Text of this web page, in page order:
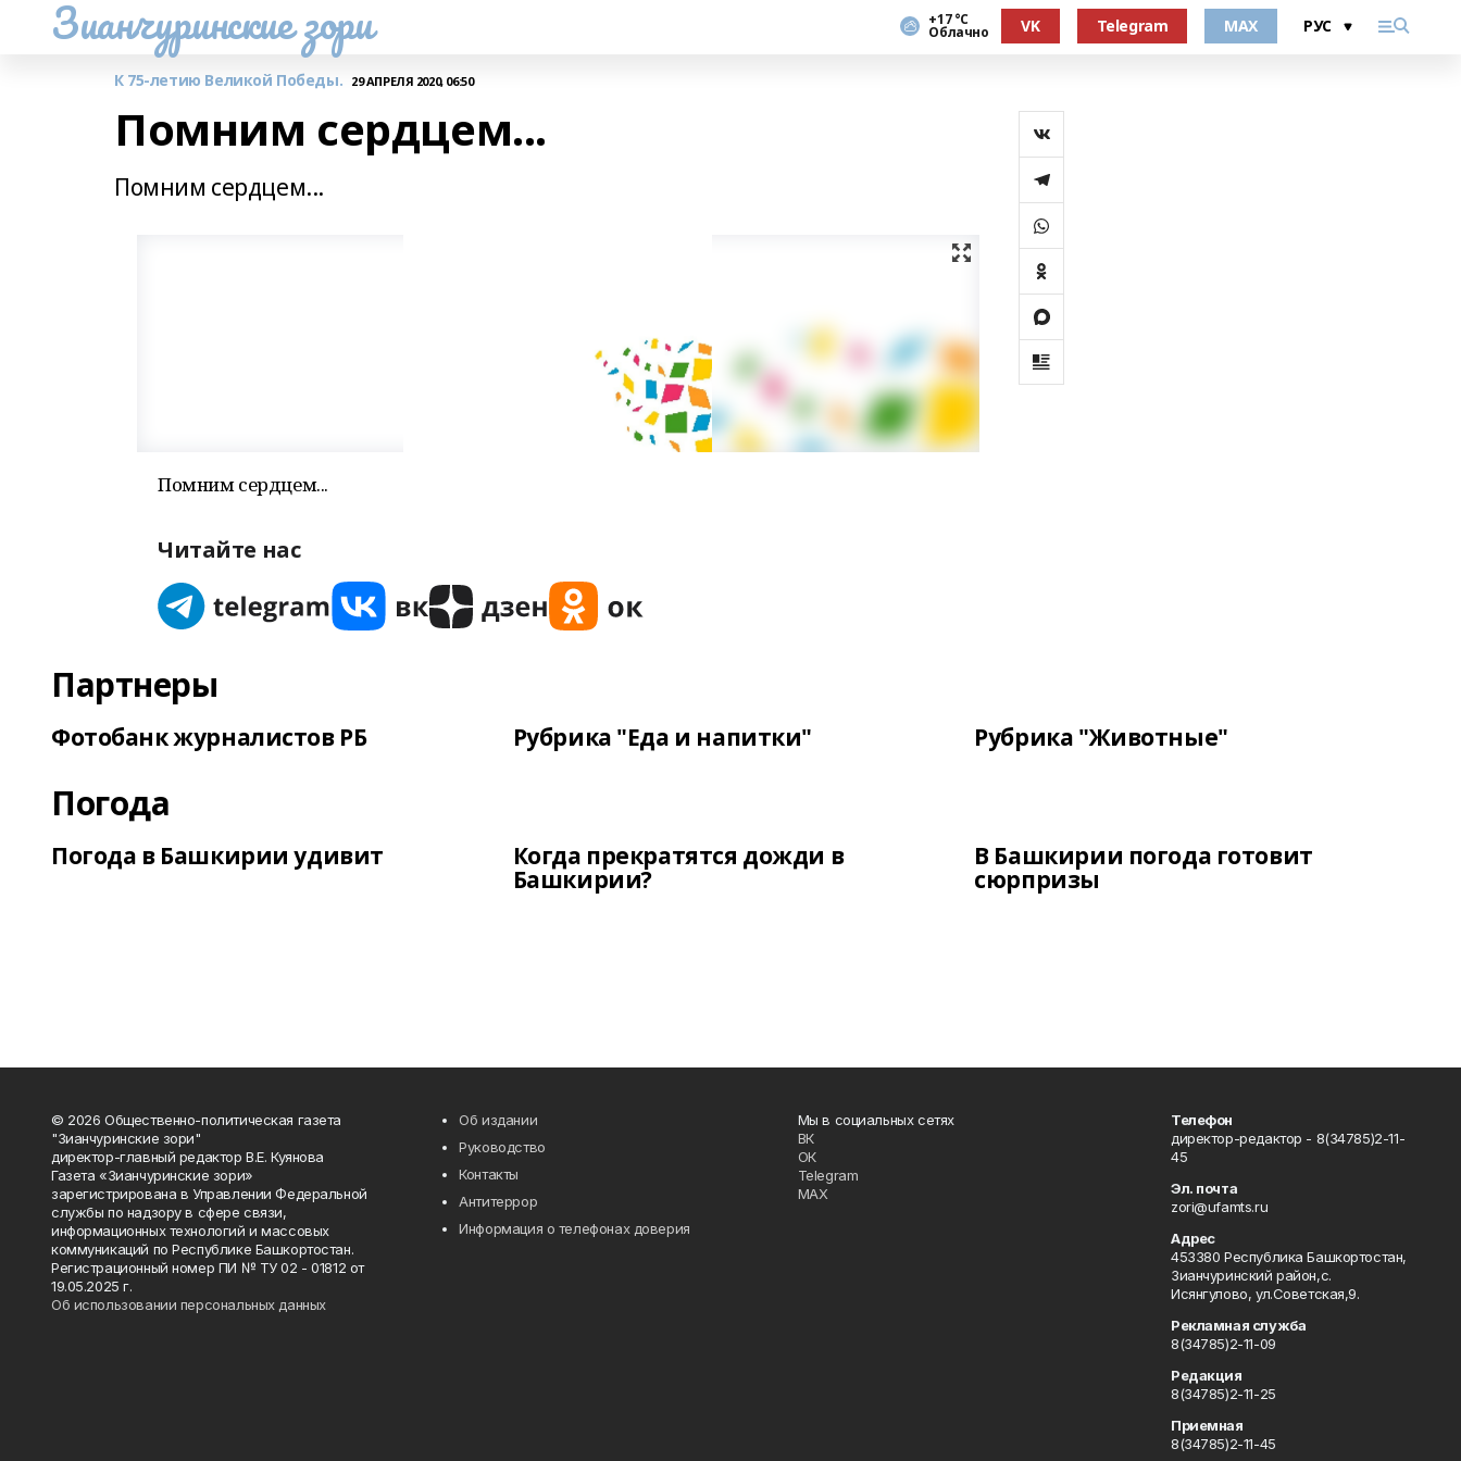
Зианчуринские зори +17 °С
Облачно VK Telegram MAX
К 75-летию Великой Победы. 29 АПРЕЛЯ 2020, 06:50
Помним сердцем...
Помним сердцем...
Помним сердцем...
Читайте нас
Партнеры
Фотобанк журналистов РБ Рубрика "Еда и напитки" Рубрика "Животные"
Погода
Погода в Башкирии удивит Когда прекратятся дожди в
Башкирии?
В Башкирии погода готовит
сюрпризы
© 2026 Общественно-политическая газета
"Зианчуринские зори"
директор-главный редактор В.Е. Куянова
Газета «Зианчуринские зори»
зарегистрирована в Управлении Федеральной
службы по надзору в сфере связи,
информационных технологий и массовых
коммуникаций по Республике Башкортостан.
Регистрационный номер ПИ № ТУ 02 - 01812 от
19.05.2025 г.
Об использовании персональных данных
Об издании
Руководство
Контакты
Антитеррор
Информация о телефонах доверия
Мы в социальных сетях
ВК
ОК
Telegram
MAX
Телефон
директор-редактор - 8(34785)2-11-
45
Эл. почта
zori@ufamts.ru
Адрес
453380 Республика Башкортостан,
Зианчуринский район,с.
Исянгулово, ул.Советская,9.
Рекламная служба
8(34785)2-11-09
Редакция
8(34785)2-11-25
Приемная
8(34785)2-11-45